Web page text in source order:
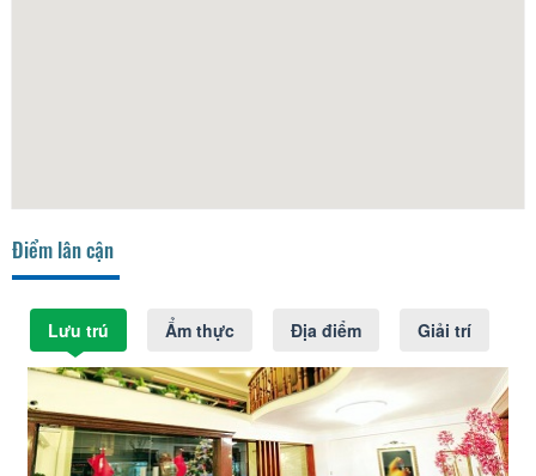
Điểm lân cận
Lưu trú Ẩm thực Địa điểm Giải trí